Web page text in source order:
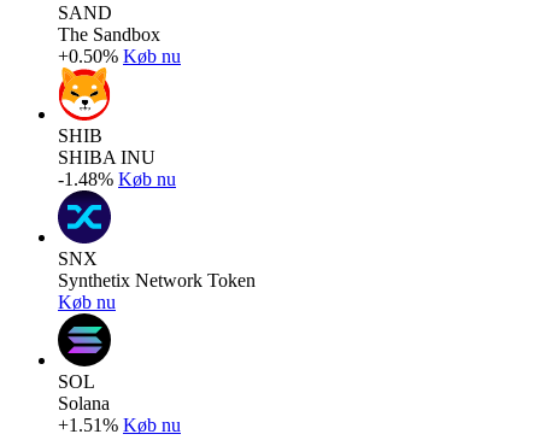
SAND
The Sandbox
+0.50% Køb nu
SHIB
SHIBA INU
-1.48% Køb nu
SNX
Synthetix Network Token
Køb nu
SOL
Solana
+1.51% Køb nu